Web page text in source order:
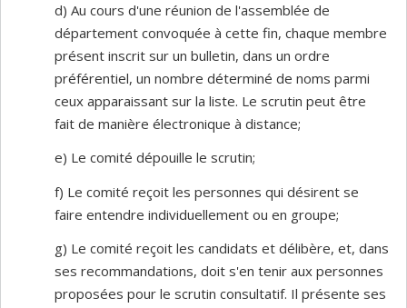
d) Au cours d'une réunion de l'assemblée de
département convoquée à cette fin, chaque membre
présent inscrit sur un bulletin, dans un ordre
préférentiel, un nombre déterminé de noms parmi
ceux apparaissant sur la liste. Le scrutin peut être
fait de manière électronique à distance;
e) Le comité dépouille le scrutin;
f) Le comité reçoit les personnes qui désirent se
faire entendre individuellement ou en groupe;
g) Le comité reçoit les candidats et délibère, et, dans
ses recommandations, doit s'en tenir aux personnes
proposées pour le scrutin consultatif. Il présente ses